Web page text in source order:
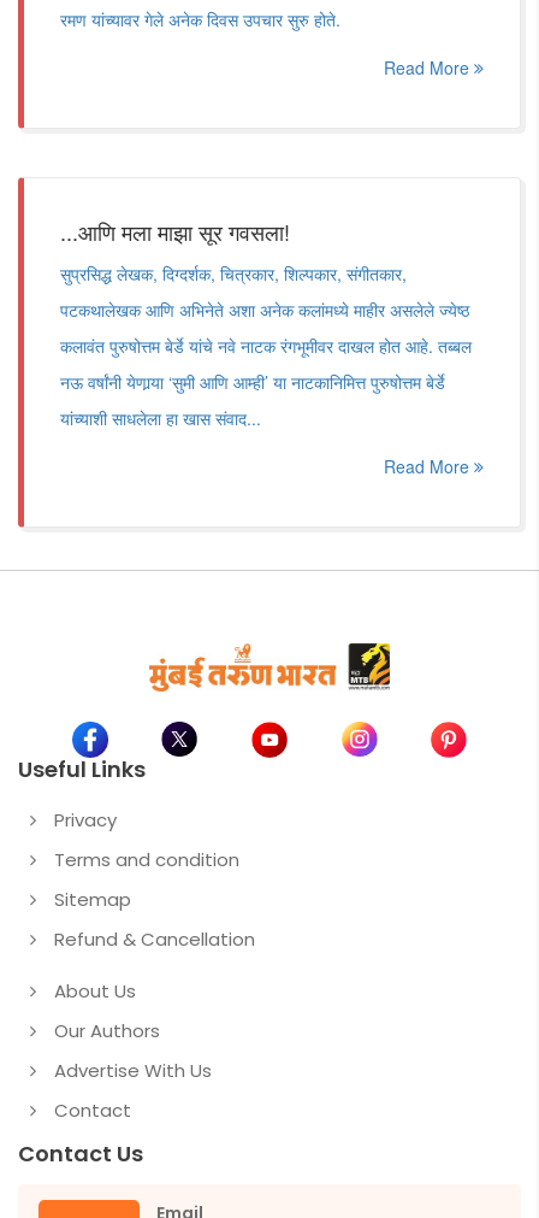
रमण यांच्यावर गेले अनेक दिवस उपचार सुरु होते.
Read More
...आणि मला माझा सूर गवसला!
सुप्रसिद्ध लेखक, दिग्दर्शक, चित्रकार, शिल्पकार, संगीतकार,
पटकथालेखक आणि अभिनेते अशा अनेक कलांमध्ये माहीर असलेले ज्येष्ठ
कलावंत पुरुषोत्तम बेर्डे यांचे नवे नाटक रंगभूमीवर दाखल होत आहे. तब्बल
नऊ वर्षांनी येणार्‍या ‘सुमी आणि आम्ही’ या नाटकानिमित्त पुरुषोत्तम बेर्डे
यांच्याशी साधलेला हा खास संवाद...
Read More
Useful Links
Privacy
Terms and condition
Sitemap
Refund & Cancellation
About Us
Our Authors
Advertise With Us
Contact
Contact Us
Email